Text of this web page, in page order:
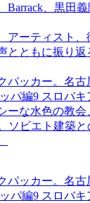
Barrack、黒田
アーティスト
とともに振り
パッカー。名
パ編9 スロバキ
ーな水色の教
ソビエト建築
パッカー。名
パ編9 スロバキ